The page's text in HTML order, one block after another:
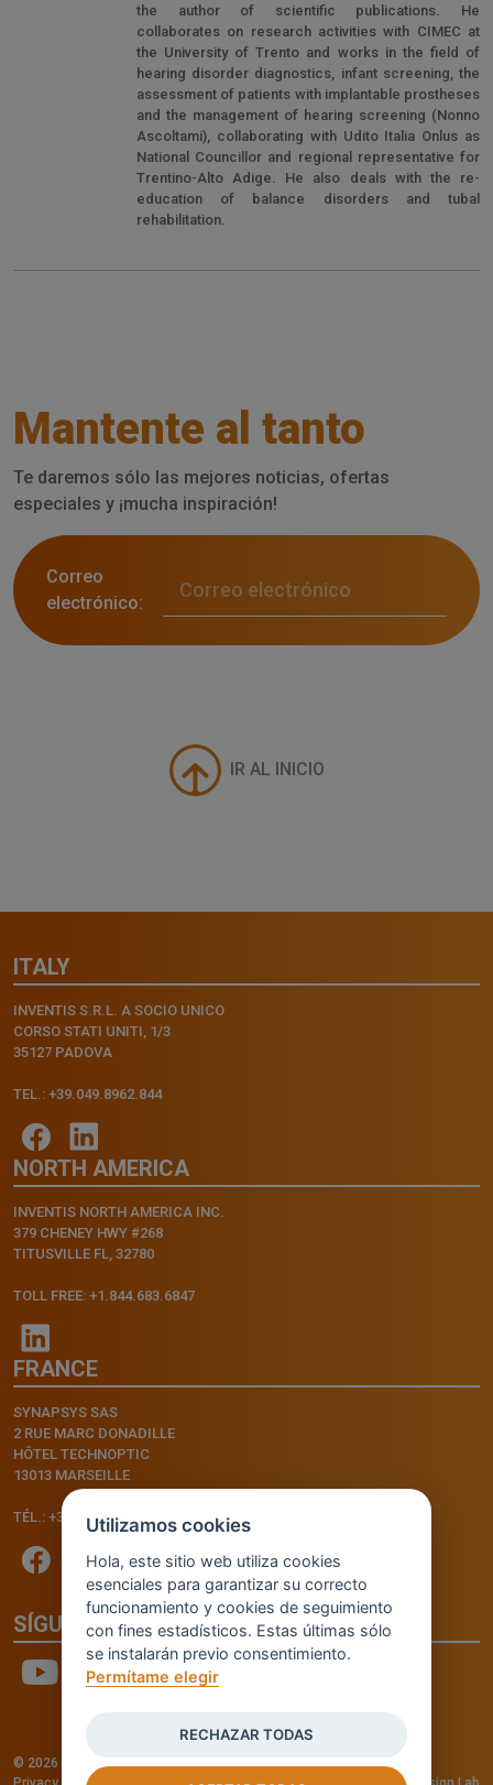
the author of scientific publications. He
collaborates on research activities with CIMEC at
the University of Trento and works in the field of
hearing disorder diagnostics, infant screening, the
assessment of patients with implantable prostheses
and the management of hearing screening (Nonno
Ascoltami), collaborating with Udito Italia Onlus as
National Councillor and regional representative for
Trentino-Alto Adige. He also deals with the re-
education of balance disorders and tubal
rehabilitation.
Mantente al tanto
Te daremos sólo las mejores noticias, ofertas
especiales y ¡mucha inspiración!
Correo
electrónico:
IR AL INICIO
ITALY
INVENTIS S.R.L. A SOCIO UNICO
CORSO STATI UNITI, 1/3
35127 PADOVA
TEL.: +39.049.8962.844
NORTH AMERICA
INVENTIS NORTH AMERICA INC.
379 CHENEY HWY #268
TITUSVILLE FL, 32780
TOLL FREE: +1.844.683.6847
FRANCE
SYNAPSYS SAS
2 RUE MARC DONADILLE
HÔTEL TECHNOPTIC
13013 MARSEILLE
TÉL.: +33.4.91.11.75.75
SÍGUENOS
© 2026 - INVENTIS S.r.l. a socio unico — P. IVA: IT03957810280
Utilizamos cookies
Hola, este sitio web utiliza cookies
esenciales para garantizar su correcto
funcionamiento y cookies de seguimiento
con fines estadísticos. Estas últimas sólo
se instalarán previo consentimiento.
Permítame elegir
RECHAZAR TODAS